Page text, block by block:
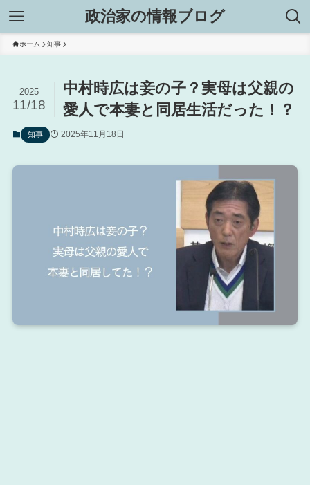
政治家の情報ブログ
ホーム 知事
中村時広は妾の子？実母は父親の
愛人で本妻と同居生活だった！？
2025
11/18
知事 2025年11月18日